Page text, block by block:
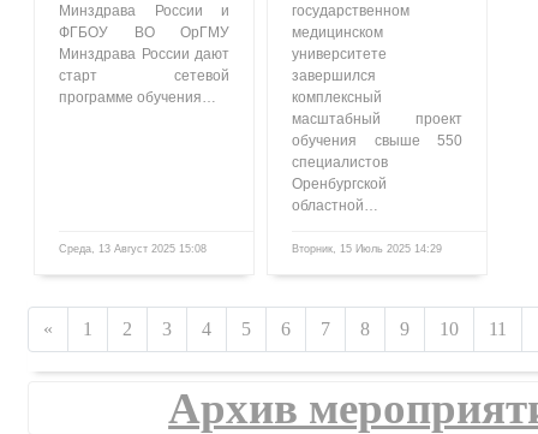
Минздрава России и
ФГБОУ ВО ОрГМУ
Минздрава России дают
старт сетевой
программе обучения…
Среда, 13 Август 2025 15:08
государственном
медицинском
университете
завершился
комплексный
масштабный проект
обучения свыше 550
специалистов
Оренбургской
областной…
Вторник, 15 Июль 2025 14:29
« 1 2 3 4 5 6 7 8 9 10 11
Архив